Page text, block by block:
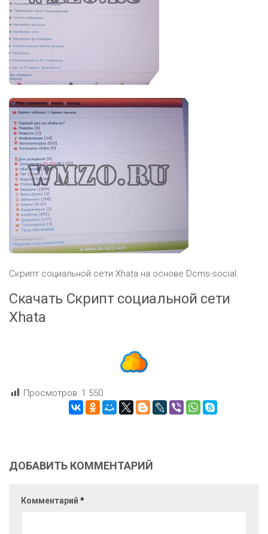
Скрипт социальной сети Xhata на основе Dcms-social.
Скачать Скрипт социальной сети
Xhata
Просмотров: 1 550
ДОБАВИТЬ КОММЕНТАРИЙ
Комментарий *